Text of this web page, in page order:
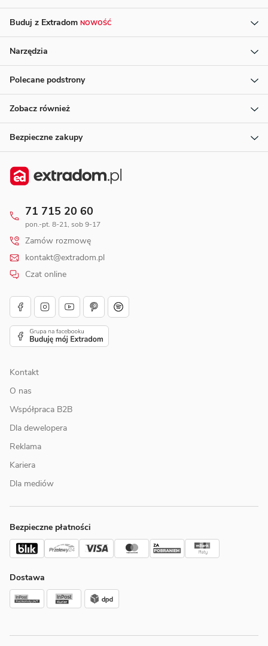
Buduj z Extradom NOWOŚĆ
Narzędzia
Polecane podstrony
Zobacz również
Bezpieczne zakupy
71 715 20 60
pon.-pt. 8-21, sob 9-17
Zamów rozmowę
kontakt@extradom.pl
Czat online
Kontakt
O nas
Współpraca B2B
Dla dewelopera
Reklama
Kariera
Dla mediów
Bezpieczne płatności
Dostawa